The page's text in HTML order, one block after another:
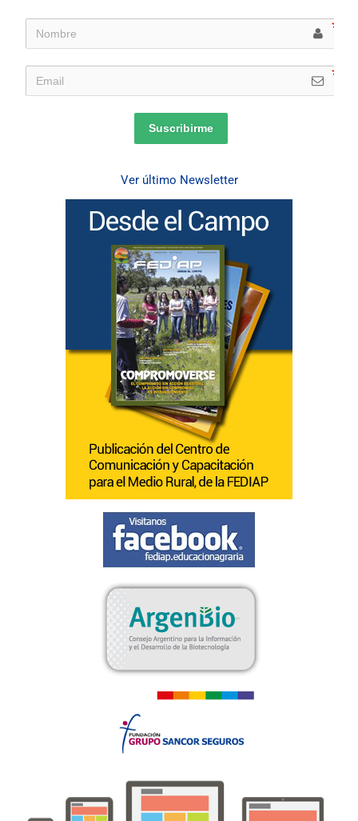
Suscribirme
Ver último Newsletter